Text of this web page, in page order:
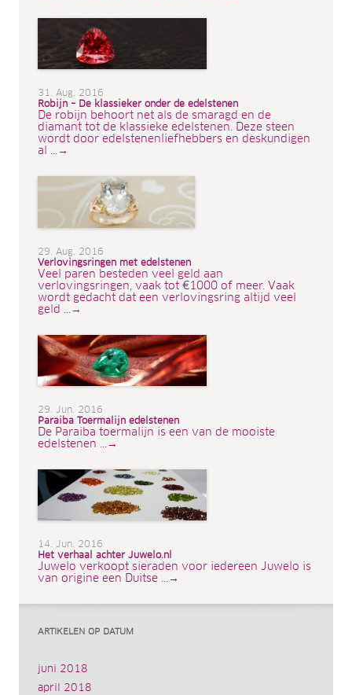
31. Aug. 2016
Robijn – De klassieker onder de edelstenen
De robijn behoort net als de smaragd en de
diamant tot de klassieke edelstenen. Deze steen
wordt door edelstenenliefhebbers en deskundigen
al ...→
29. Aug. 2016
Verlovingsringen met edelstenen
Veel paren besteden veel geld aan
verlovingsringen, vaak tot €1000 of meer. Vaak
wordt gedacht dat een verlovingsring altijd veel
geld ...→
29. Jun. 2016
Paraiba Toermalijn edelstenen
De Paraiba toermalijn is een van de mooiste
edelstenen ...→
14. Jun. 2016
Het verhaal achter Juwelo.nl
Juwelo verkoopt sieraden voor iedereen Juwelo is
van origine een Duitse ...→
ARTIKELEN OP DATUM
juni 2018
april 2018